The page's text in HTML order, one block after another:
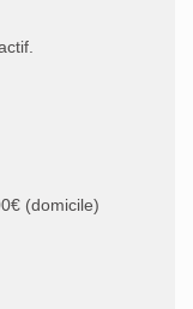
(domicile)